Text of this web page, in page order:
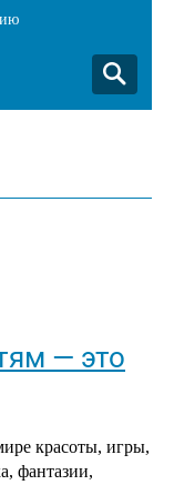
— это
красоты, игры,
фантазии,